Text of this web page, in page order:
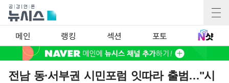
메인 랭킹 섹션 포토
전남 동·서부권 시민포럼 잇따라 출범…"시